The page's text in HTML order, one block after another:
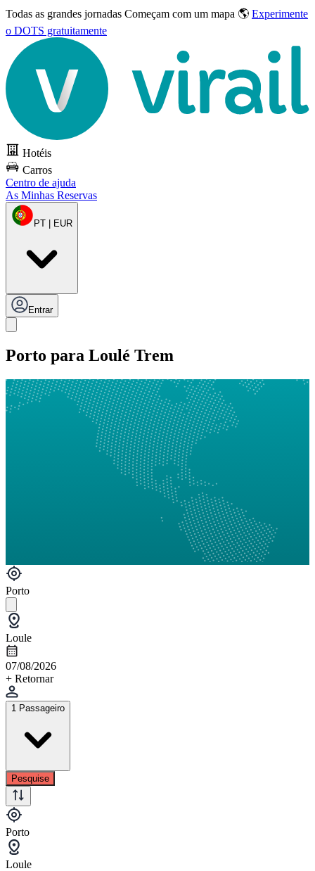
Todas as grandes jornadas Começam com um mapa 🌎 Experimente
o DOTS gratuitamente
Hotéis
Carros
Centro de ajuda
As Minhas Reservas
PT | EUR
Entrar
Porto para Loulé Trem
Porto
Loule
07/08/2026
+ Retornar
1 Passageiro
Pesquise
Porto
Loule